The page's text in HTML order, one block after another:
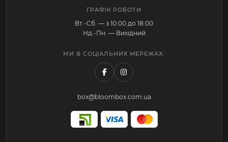
ГРАФІК РОБОТИ
Вт.-Cб. — з 10:00 до 18:00
Нд.-Пн. — Вихідний
МИ В СОЦІАЛЬНИХ МЕРЕЖАХ:
box@bloombox.com.ua